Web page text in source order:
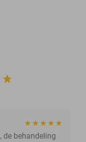
de behandeling